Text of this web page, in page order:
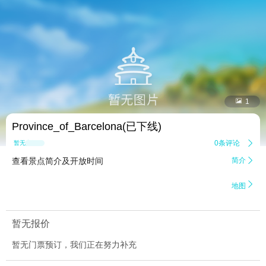
 1
Province_of_Barcelona(已下线)
暂无点评 0条评论 
查看景点简介及开放时间 简介 
地图 
暂无报价
暂无门票预订，我们正在努力补充